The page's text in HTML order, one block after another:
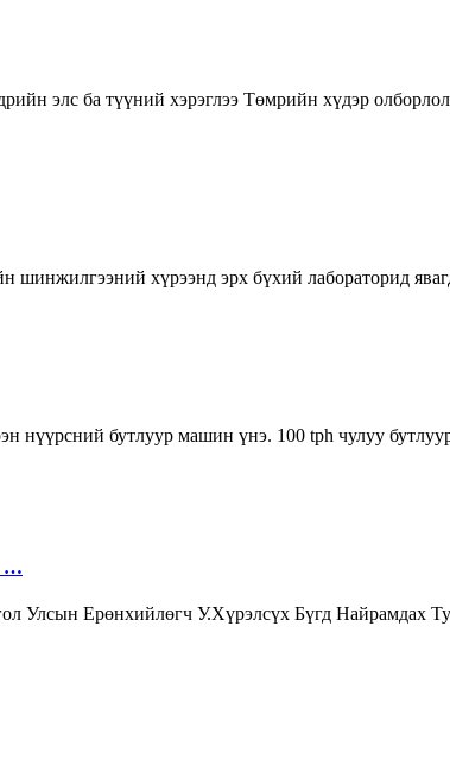
элс ба түүний хэрэглээ Төмрийн хүдэр
шинжилгээний хүрээнд эрх бүхий лабораторид
нүүрсний бутлуур машин үнэ. 100 tph чулуу
…
Ерөнхийлөгч У.Хүрэлсүх Бүгд Найрамдах